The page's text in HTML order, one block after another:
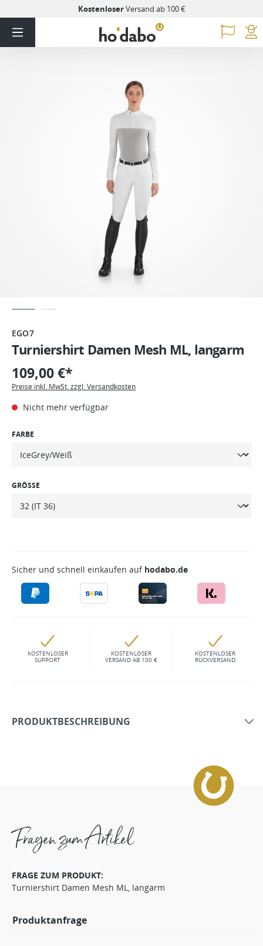
KostenloserVersand ab 100 €
EGO7
Turniershirt Damen Mesh ML, langarm
109,00 €*
Preise inkl. MwSt. zzgl. Versandkosten
Nicht mehr verfügbar
FARBE
GRÖSSE
Sicher und schnell einkaufen auf hodabo.de
KOSTENLOSER
SUPPORT
KOSTENLOSER
VERSAND AB 100 €
KOSTENLOSER
RÜCKVERSAND
PRODUKTBESCHREIBUNG
Fragen zum Artikel
FRAGE ZUM PRODUKT:
Turniershirt Damen Mesh ML, langarm
Produktanfrage